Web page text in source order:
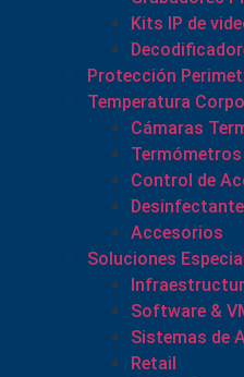
Kits IP de
Protección
Temperatura
Cámaras
Control de
Accesorios
Soluciones
Software &
Sistemas de
Retail